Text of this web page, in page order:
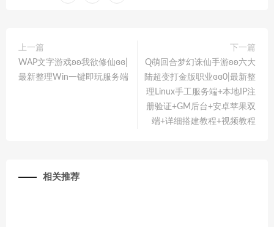
上一篇
WAP文字游戏ʚʚ我欲修仙ɞɞ|
最新整理Win一键即玩服务端
下一篇
Q萌回合梦幻诛仙手游ʚʚ六大
陆超变打金版职业ɞɞ0|最新整
理Linux手工服务端+本地IP注
册验证+GM后台+安卓苹果双
端+详细搭建教程+视频教程
相关推荐